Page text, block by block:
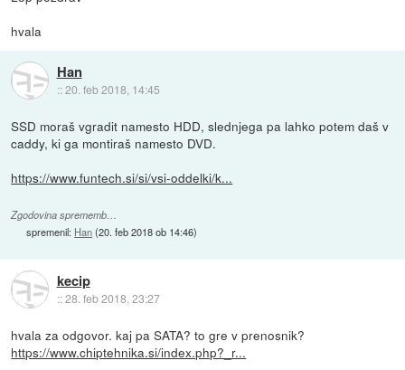
hvala
Han
::20. feb 2018, 14:45
SSD moraš vgradit namesto HDD, slednjega pa lahko potem daš v
caddy, ki ga montiraš namesto DVD.
https://www.funtech.si/si/vsi-oddelki/k...
Zgodovina sprememb…
spremenil: Han(20. feb 2018 ob 14:46)
kecip
::28. feb 2018, 23:27
hvala za odgovor. kaj pa SATA? to gre v prenosnik?
https://www.chiptehnika.si/index.php?_r...